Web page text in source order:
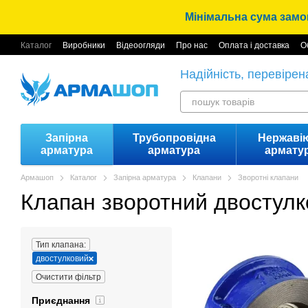
Мінімальна сума
Каталог Виробники Відеоогляди Про нас Оплата і доставка
Надійність,
Запірна
арматура
Трубопровідна
арматура
Армашоп Каталог Запірна арматура Клапани Зворотні клапани
Клапан зворотний
Тип клапана:
двостулковий
Очистити фільтр
Приєднання